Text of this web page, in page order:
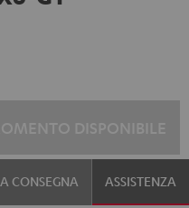
CONSEGNA ASSISTENZA